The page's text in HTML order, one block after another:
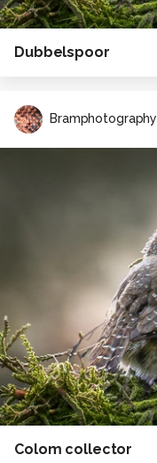
Dubbelspoor
Bramphotography
Colom collector